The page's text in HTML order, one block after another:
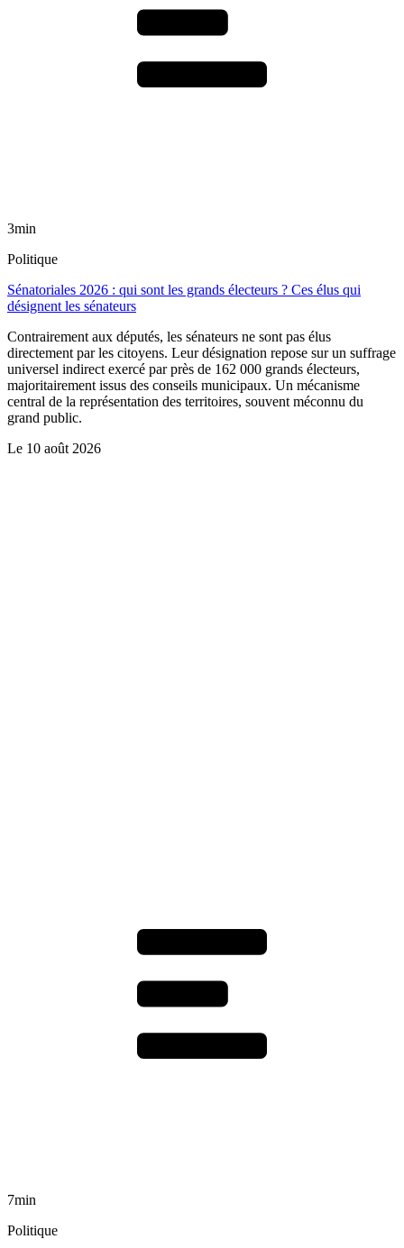
3min
Politique
Sénatoriales 2026 : qui sont les grands électeurs ? Ces élus qui
désignent les sénateurs
Contrairement aux députés, les sénateurs ne sont pas élus
directement par les citoyens. Leur désignation repose sur un suffrage
universel indirect exercé par près de 162 000 grands électeurs,
majoritairement issus des conseils municipaux. Un mécanisme
central de la représentation des territoires, souvent méconnu du
grand public.
Le 10 août 2026
7min
Politique